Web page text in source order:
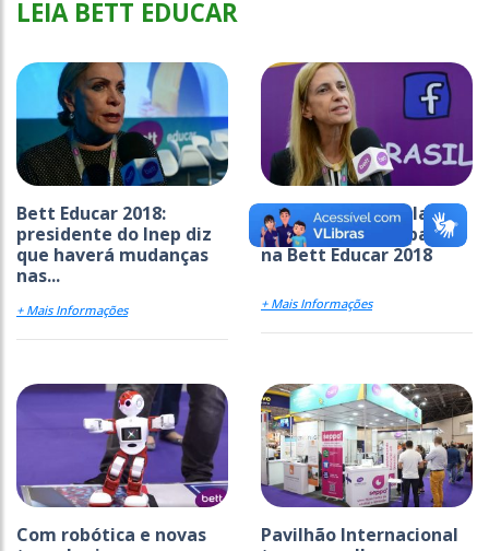
LEIA BETT EDUCAR
Bett Educar 2018:
presidente do Inep diz
que haverá mudanças
nas...
+ Mais Informações
Cláudia Costin fala
sobre sua participação
na Bett Educar 2018
+ Mais Informações
Com robótica e novas
Pavilhão Internacional